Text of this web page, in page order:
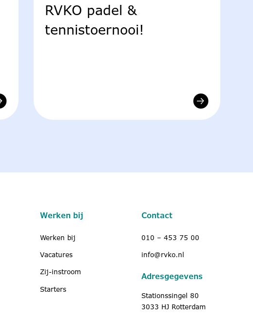
RVKO padel &
tennistoernooi!
Werken bij
Werken bij
Vacatures
Zij-instroom
Starters
Contact
010 – 453 75 00
info@rvko.nl
Adresgegevens
Stationssingel 80
3033 HJ Rotterdam